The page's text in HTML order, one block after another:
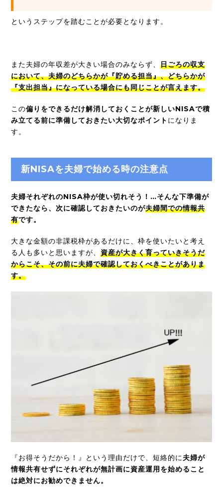
というステップを踏むことが必要となります。
また夫婦の年収差が大きい場合のみならず、日ごろの収支
において、夫婦のどちらかが『貯める担当』、どちらかが
『支出担当』になっている場合にも同じことが言えます。
この偏りをできるだけ解消しておくことが新しいNISAで積
み立てる前に準備しておきたい大切なポイント になりま
す。
新NISAを夫婦で始める時の注意点
夫婦それぞれのNISA枠が使い切れそう！…そんな下準備が
できたなら、次に確認しておきたいのが夫婦間での情報共
有です。
大きな金額の非課税枠があるだけに、枠を使いたいと考え
る人も多いと思いますが、資産が大きく育っていきそうだ
からこそ、その前に夫婦で確認しておくべきことがありま
す。
『お得そうだから！』という理由だけで、短絡的に夫婦が
情報共有せずにそれぞれが無計画に資産運用を始めること
は絶対にお勧めできません。